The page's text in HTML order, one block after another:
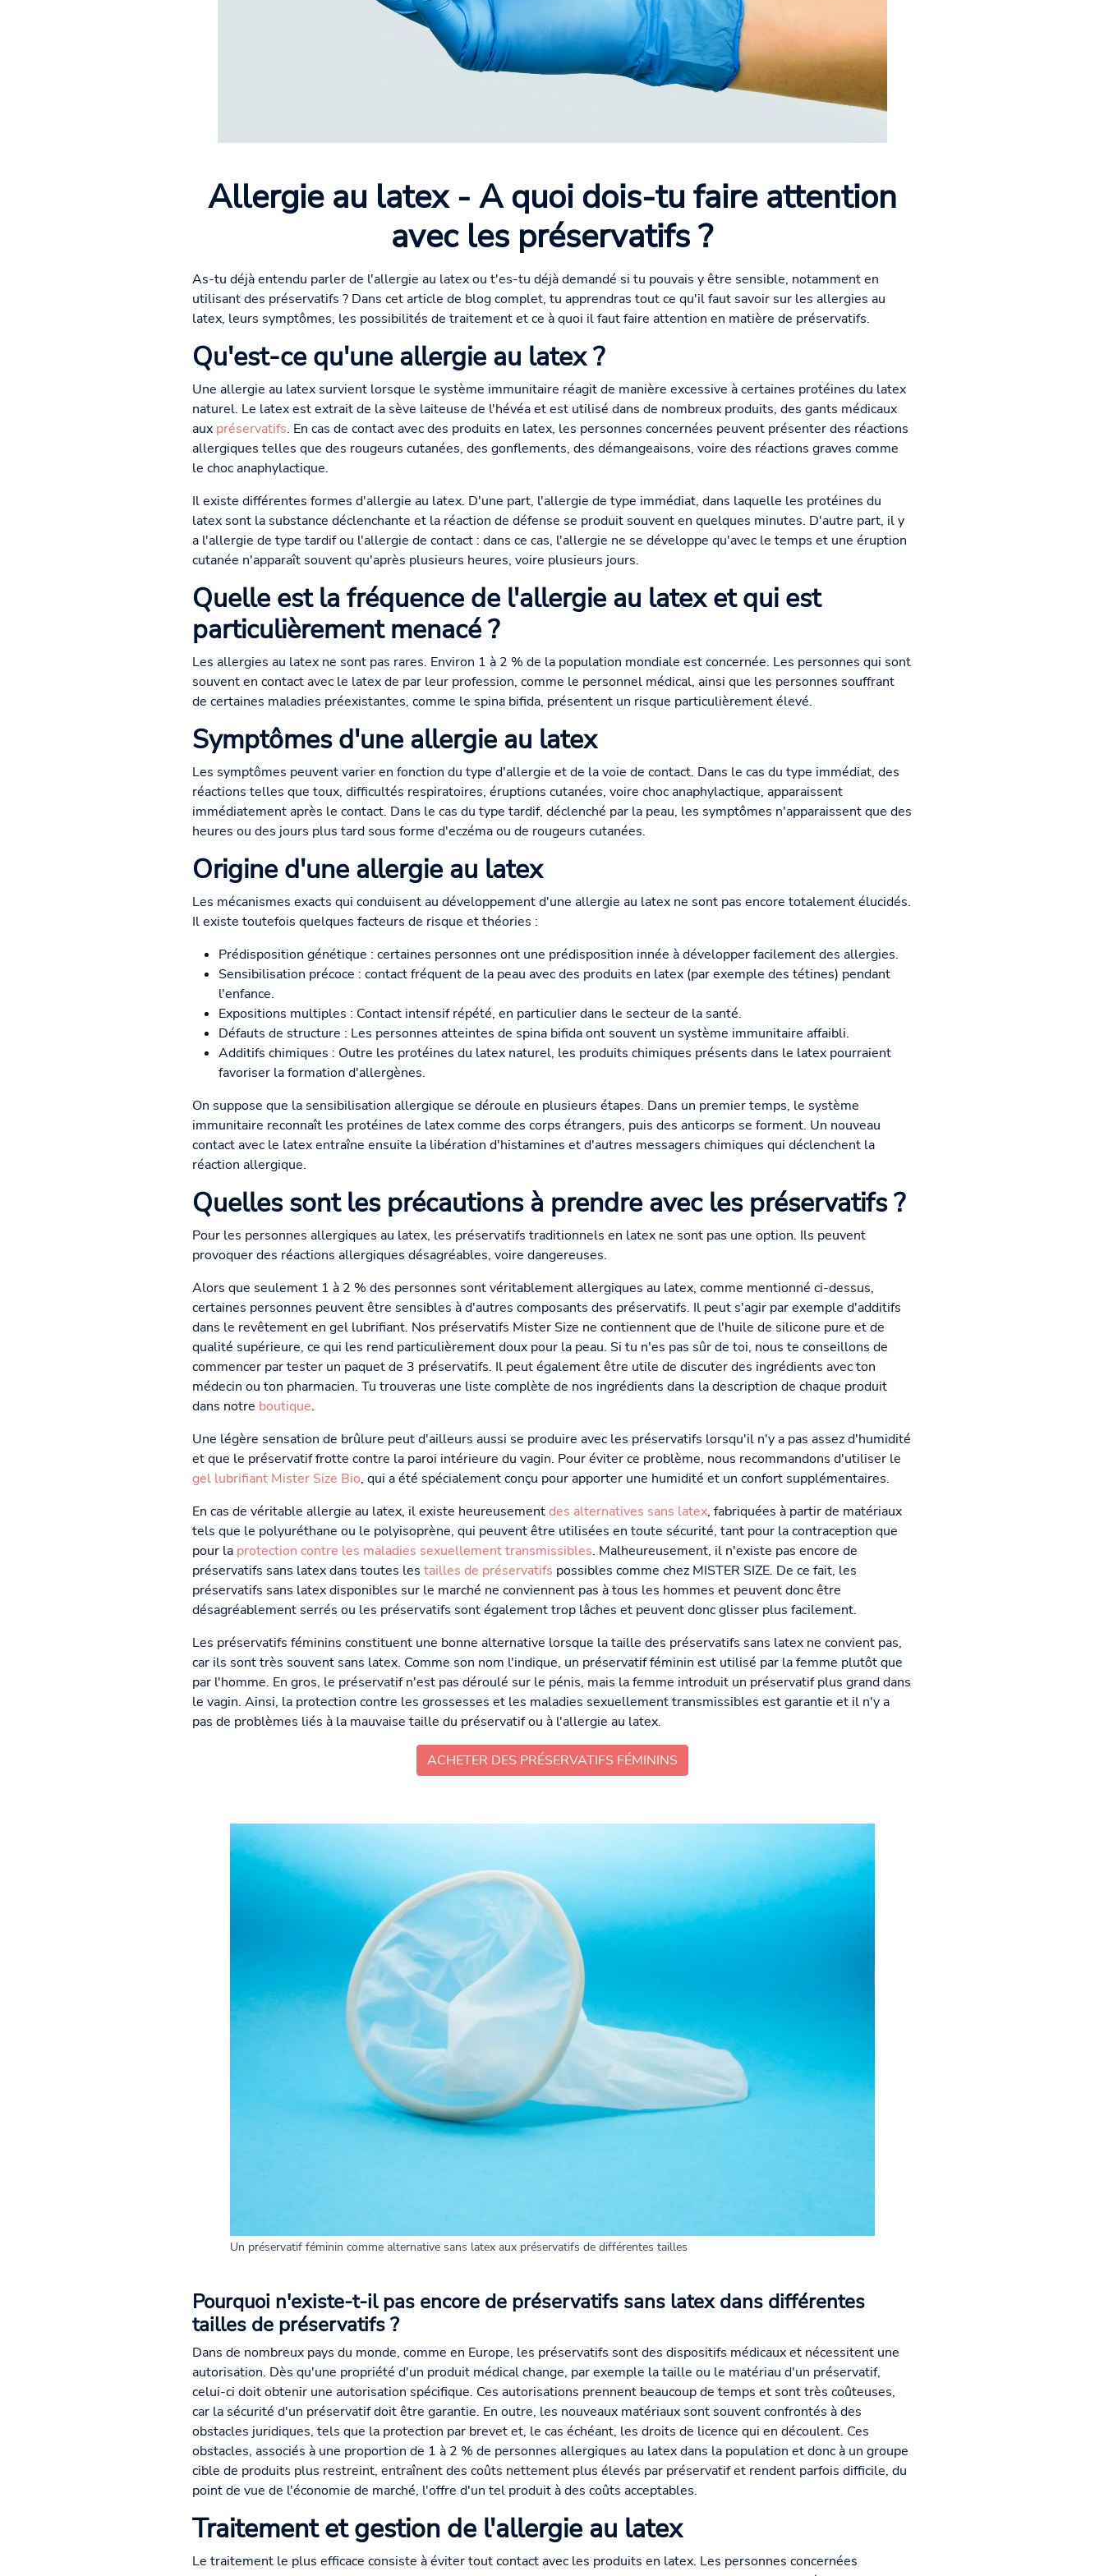
Allergie au latex - A quoi dois-tu faire attention
avec les préservatifs ?
As-tu déjà entendu parler de l'allergie au latex ou t'es-tu déjà demandé si tu pouvais y être sensible, notamment en
utilisant des préservatifs ? Dans cet article de blog complet, tu apprendras tout ce qu'il faut savoir sur les allergies au
latex, leurs symptômes, les possibilités de traitement et ce à quoi il faut faire attention en matière de préservatifs.
Qu'est-ce qu'une allergie au latex ?
Une allergie au latex survient lorsque le système immunitaire réagit de manière excessive à certaines protéines du latex
naturel. Le latex est extrait de la sève laiteuse de l'hévéa et est utilisé dans de nombreux produits, des gants médicaux
aux préservatifs. En cas de contact avec des produits en latex, les personnes concernées peuvent présenter des réactions
allergiques telles que des rougeurs cutanées, des gonflements, des démangeaisons, voire des réactions graves comme
le choc anaphylactique.
Il existe différentes formes d'allergie au latex. D'une part, l'allergie de type immédiat, dans laquelle les protéines du
latex sont la substance déclenchante et la réaction de défense se produit souvent en quelques minutes. D'autre part, il y
a l'allergie de type tardif ou l'allergie de contact : dans ce cas, l'allergie ne se développe qu'avec le temps et une éruption
cutanée n'apparaît souvent qu'après plusieurs heures, voire plusieurs jours.
Quelle est la fréquence de l'allergie au latex et qui est
particulièrement menacé ?
Les allergies au latex ne sont pas rares. Environ 1 à 2 % de la population mondiale est concernée. Les personnes qui sont
souvent en contact avec le latex de par leur profession, comme le personnel médical, ainsi que les personnes souffrant
de certaines maladies préexistantes, comme le spina bifida, présentent un risque particulièrement élevé.
Symptômes d'une allergie au latex
Les symptômes peuvent varier en fonction du type d'allergie et de la voie de contact. Dans le cas du type immédiat, des
réactions telles que toux, difficultés respiratoires, éruptions cutanées, voire choc anaphylactique, apparaissent
immédiatement après le contact. Dans le cas du type tardif, déclenché par la peau, les symptômes n'apparaissent que des
heures ou des jours plus tard sous forme d'eczéma ou de rougeurs cutanées.
Origine d'une allergie au latex
Les mécanismes exacts qui conduisent au développement d'une allergie au latex ne sont pas encore totalement élucidés.
Il existe toutefois quelques facteurs de risque et théories :
Prédisposition génétique : certaines personnes ont une prédisposition innée à développer facilement des allergies.
Sensibilisation précoce : contact fréquent de la peau avec des produits en latex (par exemple des tétines) pendant
l'enfance.
Expositions multiples : Contact intensif répété, en particulier dans le secteur de la santé.
Défauts de structure : Les personnes atteintes de spina bifida ont souvent un système immunitaire affaibli.
Additifs chimiques : Outre les protéines du latex naturel, les produits chimiques présents dans le latex pourraient
favoriser la formation d'allergènes.
On suppose que la sensibilisation allergique se déroule en plusieurs étapes. Dans un premier temps, le système
immunitaire reconnaît les protéines de latex comme des corps étrangers, puis des anticorps se forment. Un nouveau
contact avec le latex entraîne ensuite la libération d'histamines et d'autres messagers chimiques qui déclenchent la
réaction allergique.
Quelles sont les précautions à prendre avec les préservatifs ?
Pour les personnes allergiques au latex, les préservatifs traditionnels en latex ne sont pas une option. Ils peuvent
provoquer des réactions allergiques désagréables, voire dangereuses.
Alors que seulement 1 à 2 % des personnes sont véritablement allergiques au latex, comme mentionné ci-dessus,
certaines personnes peuvent être sensibles à d'autres composants des préservatifs. Il peut s'agir par exemple d'additifs
dans le revêtement en gel lubrifiant. Nos préservatifs Mister Size ne contiennent que de l'huile de silicone pure et de
qualité supérieure, ce qui les rend particulièrement doux pour la peau. Si tu n'es pas sûr de toi, nous te conseillons de
commencer par tester un paquet de 3 préservatifs. Il peut également être utile de discuter des ingrédients avec ton
médecin ou ton pharmacien. Tu trouveras une liste complète de nos ingrédients dans la description de chaque produit
dans notre boutique.
Une légère sensation de brûlure peut d'ailleurs aussi se produire avec les préservatifs lorsqu'il n'y a pas assez d'humidité
et que le préservatif frotte contre la paroi intérieure du vagin. Pour éviter ce problème, nous recommandons d'utiliser le
gel lubrifiant Mister Size Bio, qui a été spécialement conçu pour apporter une humidité et un confort supplémentaires.
En cas de véritable allergie au latex, il existe heureusementdes alternatives sans latex, fabriquées à partir de matériaux
tels que le polyuréthane ou le polyisoprène, qui peuvent être utilisées en toute sécurité, tant pour la contraception que
pour la protection contre les maladies sexuellement transmissibles. Malheureusement, il n'existe pas encore de
préservatifs sans latex dans toutes les tailles de préservatifs possibles comme chez MISTER SIZE. De ce fait, les
préservatifs sans latex disponibles sur le marché ne conviennent pas à tous les hommes et peuvent donc être
désagréablement serrés ou les préservatifs sont également trop lâches et peuvent donc glisser plus facilement.
Les préservatifs féminins constituent une bonne alternative lorsque la taille des préservatifs sans latex ne convient pas,
car ils sont très souvent sans latex. Comme son nom l'indique, un préservatif féminin est utilisé par la femme plutôt que
par l'homme. En gros, le préservatif n'est pas déroulé sur le pénis, mais la femme introduit un préservatif plus grand dans
le vagin. Ainsi, la protection contre les grossesses et les maladies sexuellement transmissibles est garantie et il n'y a
pas de problèmes liés à la mauvaise taille du préservatif ou à l'allergie au latex.
ACHETER DES PRÉSERVATIFS FÉMININS
Un préservatif féminin comme alternative sans latex aux préservatifs de différentes tailles
Pourquoi n'existe-t-il pas encore de préservatifs sans latex dans différentes
tailles de préservatifs ?
Dans de nombreux pays du monde, comme en Europe, les préservatifs sont des dispositifs médicaux et nécessitent une
autorisation. Dès qu'une propriété d'un produit médical change, par exemple la taille ou le matériau d'un préservatif,
celui-ci doit obtenir une autorisation spécifique. Ces autorisations prennent beaucoup de temps et sont très coûteuses,
car la sécurité d'un préservatif doit être garantie. En outre, les nouveaux matériaux sont souvent confrontés à des
obstacles juridiques, tels que la protection par brevet et, le cas échéant, les droits de licence qui en découlent. Ces
obstacles, associés à une proportion de 1 à 2 % de personnes allergiques au latex dans la population et donc à un groupe
cible de produits plus restreint, entraînent des coûts nettement plus élevés par préservatif et rendent parfois difficile, du
point de vue de l'économie de marché, l'offre d'un tel produit à des coûts acceptables.
Traitement et gestion de l'allergie au latex
Le traitement le plus efficace consiste à éviter tout contact avec les produits en latex. Les personnes concernées